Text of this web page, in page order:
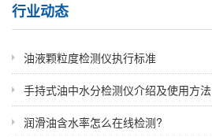
行业动态
油液颗粒度检测仪执行标准
手持式油中水分检测仪介绍及使用方法
润滑油含水率怎么在线检测?